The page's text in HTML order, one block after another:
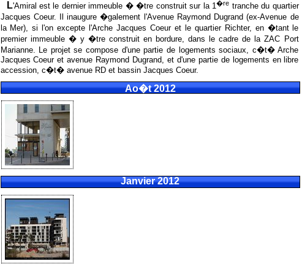
L'Amiral est le dernier immeuble � �tre construit sur la 1�re tranche du quartier
Jacques Coeur. Il inaugure �galement l'Avenue Raymond Dugrand (ex-Avenue de
la Mer), si l'on excepte l'Arche Jacques Coeur et le quartier Richter, en �tant le
premier immeuble � y �tre construit en bordure, dans le cadre de la ZAC Port
Marianne. Le projet se compose d'une partie de logements sociaux, c�t� Arche
Jacques Coeur et avenue Raymond Dugrand, et d'une partie de logements en libre
accession, c�t� avenue RD et bassin Jacques Coeur.
Ao�t 2012
Janvier 2012